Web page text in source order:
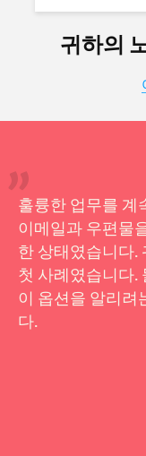
귀하의
훌륭한 업무를 계
이메일과 우편물
한 상태였습니다.
첫 사례였습니다.
이 옵션을 알리려
다.